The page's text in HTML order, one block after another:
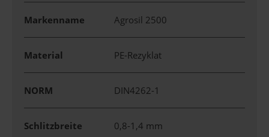
Markenname Agrosil 2500
Material PE-Rezyklat
NORM DIN4262-1
Schlitzbreite 0,8-1,4 mm